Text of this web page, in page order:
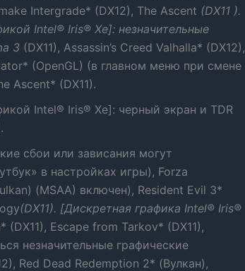
Intergrade* (DX12), The Ascent (DX11 ).
Intel® Iris® Xe]: незначительные
3 (DX11), Assassin’s Creed Valhalla* (DX12),
(OpenGL) (в главном меню при смене
Ascent* (DX11).
Intel® Iris® Xe]: черный экран и TDR
сбои или зависания могут
в настройках игры), Forza
(MSAA) включен), Resident Evil 3*
(DX11). [Дискретная графика Intel® Iris®
(DX11), Escape from Tarkov* (DX11),
незначительные графические
Red Dead Redemption 2* (Вулкан),